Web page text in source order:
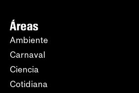
Áreas
Ambiente
Carnaval
Ciencia
Cotidiana